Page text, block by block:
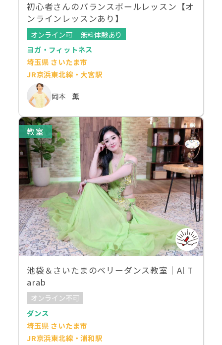
初心者さんのバランスボールレッスン【オ
ンラインレッスンあり】
オンライン可
無料体験あり
ヨガ・フィットネス
埼玉県 さいたま市
JR京浜東北線・大宮駅
岡本 薫
教室
池袋＆さいたまのベリーダンス教室｜Al T
arab
オンライン不可
ダンス
埼玉県 さいたま市
JR京浜東北線・浦和駅